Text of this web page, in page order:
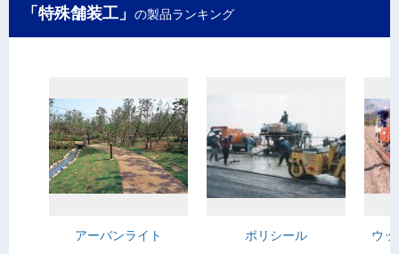
「特殊舗装工」 の製品ランキング
アーバンライト ポリシール ウ